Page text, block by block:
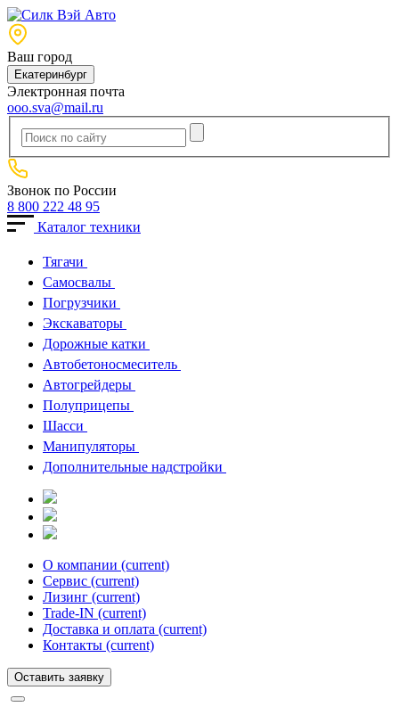
Ваш город
Екатеринбург
Электронная почта
ooo.sva@mail.ru
Звонок по России
8 800 222 48 95
Каталог техники
Тягачи
Cамосвалы
Погрузчики
Экскаваторы
Дорожные катки
Автобетоносмеситель
Автогрейдеры
Полуприцепы
Шасси
Манипуляторы
Дополнительные надстройки
О компании (current)
Сервис (current)
Лизинг (current)
Trade-IN (current)
Доставка и оплата (current)
Контакты (current)
Оставить заявку